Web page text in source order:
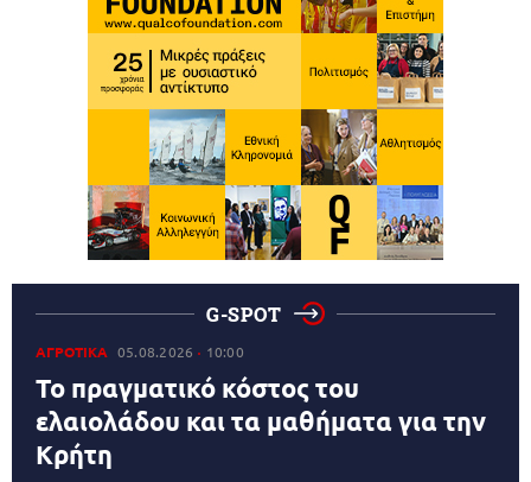
G-SPOT
ΑΓΡΟΤΙΚΑ 05.08.2026 10:00
Το πραγματικό κόστος του
ελαιολάδου και τα μαθήματα για την
Κρήτη